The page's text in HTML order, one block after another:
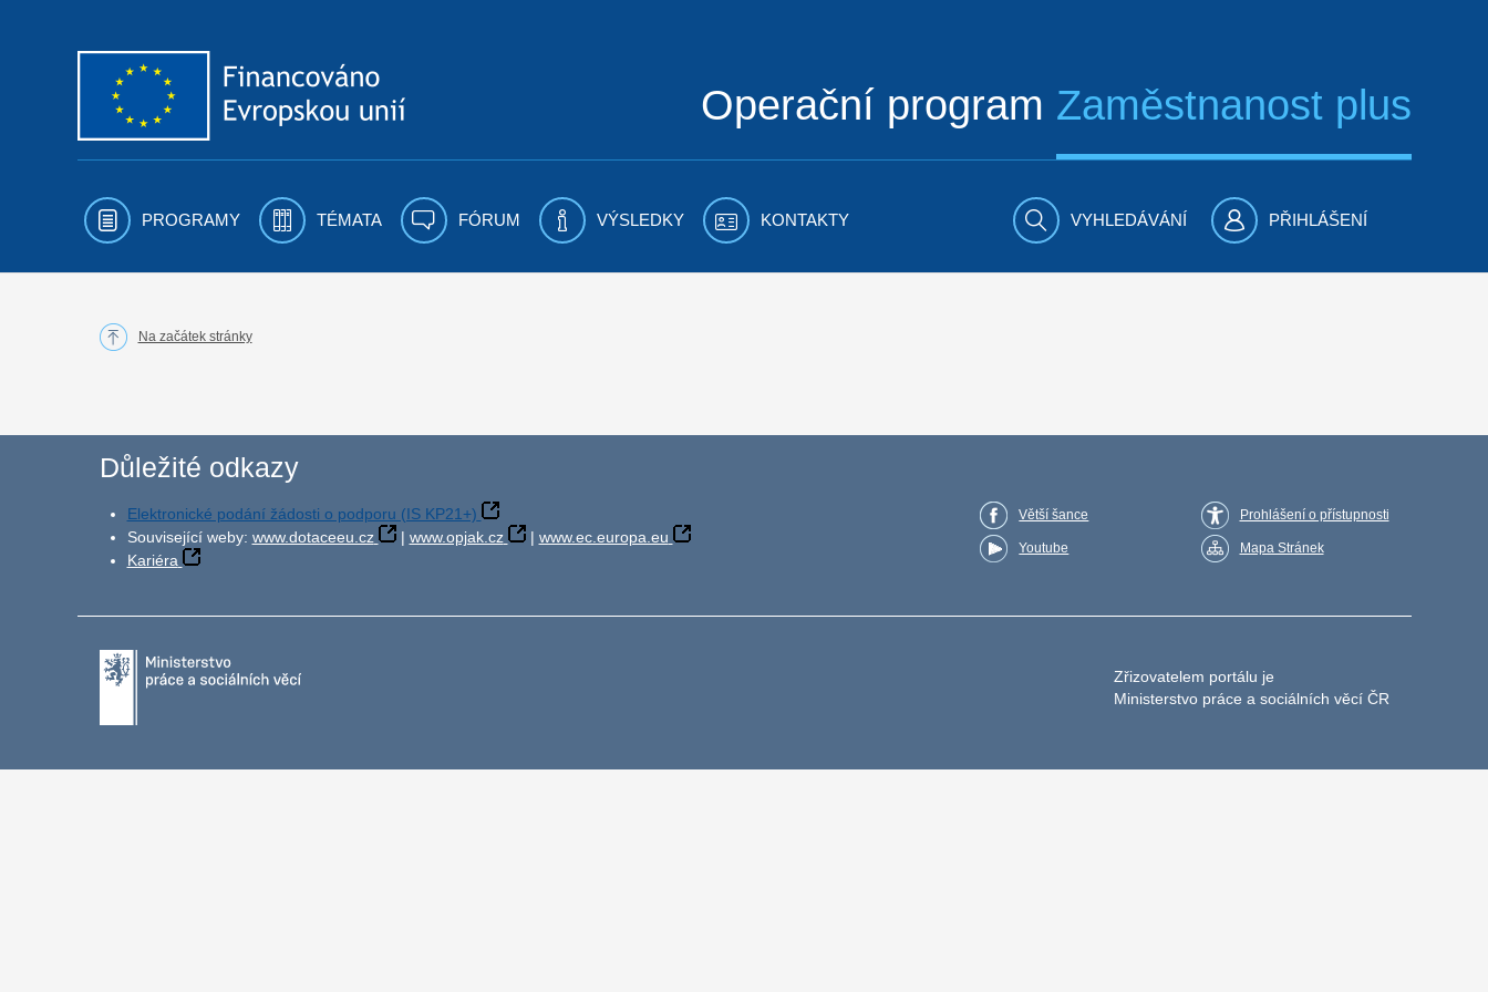
Operační program Zaměstnanost plus
PROGRAMY TÉMATA FÓRUM VÝSLEDKY KONTAKTY VYHLEDÁVÁNÍ PŘIHLÁŠENÍ
Na začátek stránky
Důležité odkazy
Elektronické podání žádosti o podporu (IS KP21+)
Související weby: www.dotaceeu.cz | www.opjak.cz | www.ec.europa.eu
Kariéra
Větší šance
Youtube
Prohlášení o přístupnosti
Mapa Stránek
Zřizovatelem portálu je
Ministerstvo práce a sociálních věcí ČR